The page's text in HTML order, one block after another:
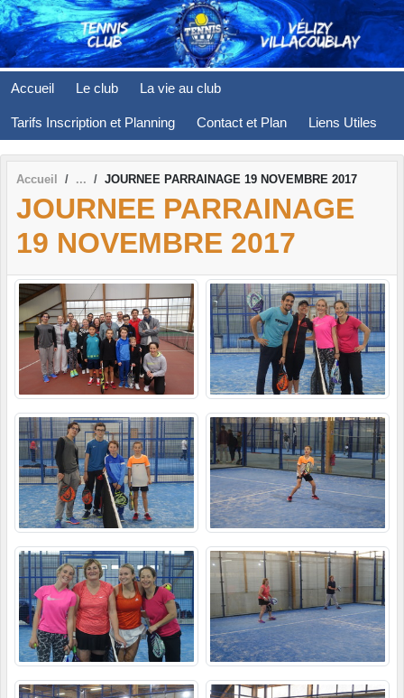
Accueil Le club La vie au club
Tarifs Inscription et Planning Contact et Plan Liens Utiles
Accueil JOURNEE PARRAINAGE 19 NOVEMBRE 2017
JOURNEE PARRAINAGE
19 NOVEMBRE 2017
Panneau de gestion des cookies